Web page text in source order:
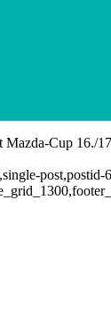
Mazda-Cup 16./